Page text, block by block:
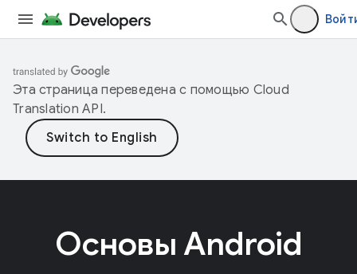
Эта страница переведена с помощью Cloud
Translation API.
Основы Android